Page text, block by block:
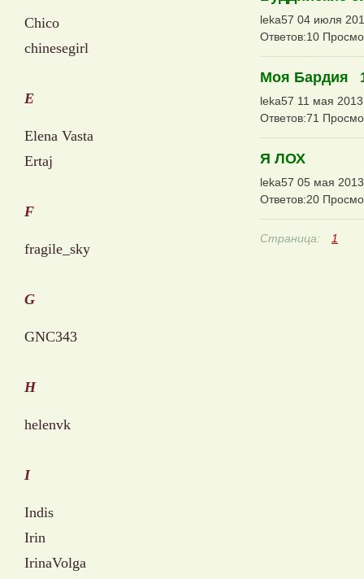
Chico
chinesegirl
E
Elena Vasta
Ertaj
F
fragile_sky
G
GNC343
H
helenvk
I
Indis
Irin
IrinaVolga
leka57 04 июля
Ответов:10
Моя Бардия
leka57 11 мая
Ответов:71
Я ЛОХ
leka57 05 мая
Ответов:20
Страница: 1